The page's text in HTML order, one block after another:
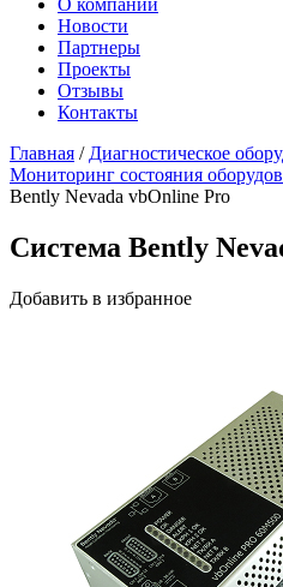
О компании
Новости
Партнеры
Проекты
Отзывы
Контакты
Главная / Диагностическое
Мониторинг состояния
Bently Nevada vbOnline Pro
Система Bently
Добавить в избранное